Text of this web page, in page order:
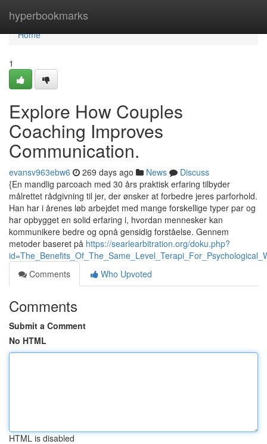
hyperbookmarks
Home
Home
1
Explore How Couples
Coaching Improves
Communication.
evansv963ebw6 269 days ago News
Discuss
{En mandlig parcoach med 30 års praktisk erfaring tilbyder
målrettet rådgivning til jer, der ønsker at forbedre jeres parforhold.
Han har i årenes løb arbejdet med mange forskellige typer par og
har opbygget en solid erfaring i, hvordan mennesker kan
kommunikere bedre og opnå gensidig forståelse. Gennem
metoder baseret på https://searlearbitration.org/doku.php?
Comments
Who Upvoted
Comments
Submit a Comment
No HTML
HTML is disabled